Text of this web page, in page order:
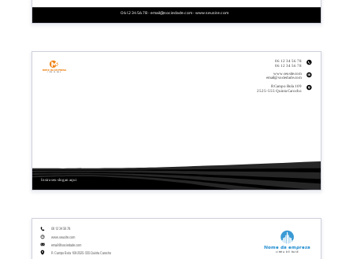
06 12 34 56 78 - email@sociedade.com - www.seusite.com
Insira seu slogan aqui
www.seusite.com
email@sociedade.com
R Campo Bola 109
2525-555 Quinta Carocho
06 12 34 56 78
06 12 34 56 78
Nome da empresa
Linha de base
email@sociedade.com
R Campo Bola 109 2525-555 Quinta Carocho
www.seusite.com
Nome da empresa
Linha de base
06 12 34 56 78